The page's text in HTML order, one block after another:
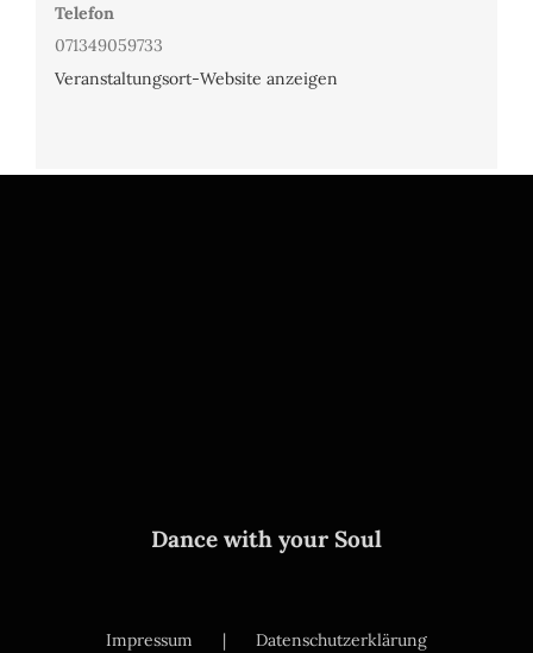
Telefon
071349059733
Veranstaltungsort-Website anzeigen
Dance with your Soul
Impressum Datenschutzerklärung